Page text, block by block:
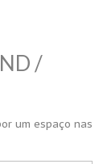
/
um espaço nas